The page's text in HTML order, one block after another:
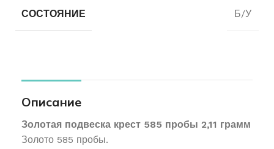
СОСТОЯНИЕ Б/У
Описание
Золотая подвеска крест 585 пробы 2,11 грамм
Золото 585 пробы.